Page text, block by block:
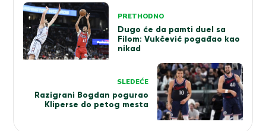
Kretanje
članka
PRETHODNO
Dugo će da pamti duel sa
Filom: Vukčević pogađao kao
nikad
SLEDEĆE
Razigrani Bogdan pogurao
Kliperse do petog mesta